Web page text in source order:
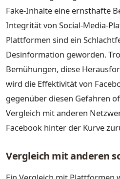
Fake-Inhalte eine ernsthafte
Integrität von Social-Media-
Plattformen sind ein
Desinformation geworden.
Bemühungen, diese
wird die Effektivität von
gegenüber diesen Gefahren
Vergleich mit anderen
Facebook hinter der Kurve
Vergleich mit anderen